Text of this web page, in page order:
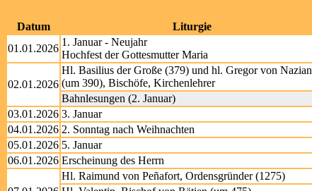
Datum
Liturgie
01.01.2026
1. Januar - Neujahr
Hochfest der Gottesmutter Maria
02.01.2026
Hl. Basilius der Große (379) und hl. Gregor von
(um 390), Bischöfe, Kirchenlehrer
Bahnlesungen (2. Januar)
03.01.2026 3. Januar
04.01.2026 2. Sonntag nach Weihnachten
05.01.2026 5. Januar
06.01.2026 Erscheinung des Herrn
Hl. Raimund von Peñafort, Ordensgründer (1275)